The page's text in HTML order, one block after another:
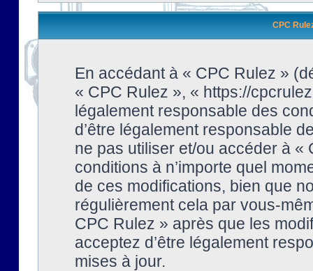
CPC
En accédant à « CPC Rulez »
« CPC Rulez », « https://
légalement responsable des
d’être légalement responsable
ne pas utiliser et/ou accéder à
conditions à n’importe quel
de ces modifications, bien que
régulièrement cela par vous-
CPC Rulez » après que les
acceptez d’être légalement
mises à jour.